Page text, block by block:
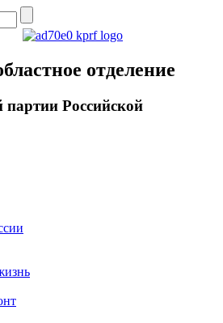
отделение
Российской